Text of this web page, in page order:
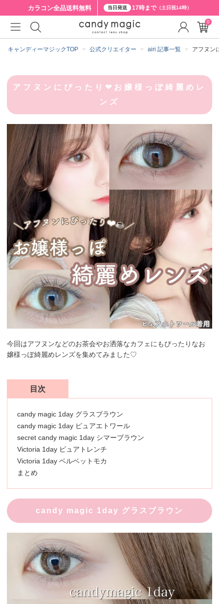
カラコン全品送料無料 当日発送 17時まで（土日祝14時）
キャンディーマジックTOP 公式クリエイター airi 記事一覧 アフヌン
アフヌンにぴったり❤︎お嬢様っぽ綺麗めレ
ンズ
今回はアフヌンなどのお茶会やお洒落なカフェにもぴったりなお
嬢様っぽ綺麗めレンズを集めてみました♡
目次
candy magic 1day グラスブラウン
candy magic 1day ピュアエトワール
secret candy magic 1day シマーブラウン
Victoria 1day ピュアトレンチ
Victoria 1day ベルベットモカ
まとめ
candy magic 1day グラスブラウン
0